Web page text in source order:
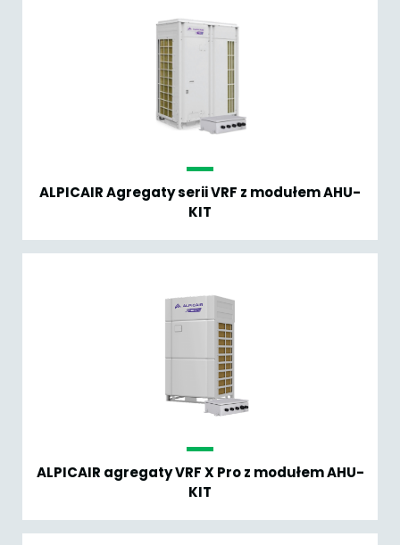
ALPICAIR Agregaty serii VRF z modułem AHU-
KIT
ALPICAIR agregaty VRF X Pro z modułem AHU-
KIT